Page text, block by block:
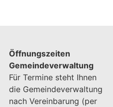
Öffnungszeiten
Gemeindeverwaltung
Für Termine steht Ihnen
die Gemeindeverwaltung
nach Vereinbarung (per